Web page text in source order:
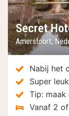
Secret
Amersfoort,
Nabij het
Super
Tip:
Vanaf 2